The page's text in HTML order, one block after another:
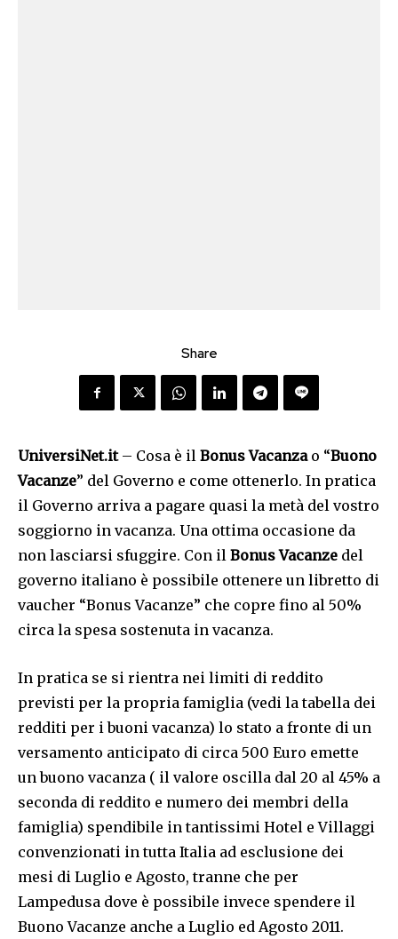
Share
UniversiNet.it– Cosa è il Bonus Vacanzao “Buono
Vacanze” del Governo e come ottenerlo. In pratica
il Governo arriva a pagare quasi la metà del vostro
soggiorno in vacanza. Una ottima occasione da
non lasciarsi sfuggire. Con il Bonus Vacanze del
governo italiano è possibile ottenere un libretto di
vaucher “Bonus Vacanze” che copre fino al 50%
circa la spesa sostenuta in vacanza.
In pratica se si rientra nei limiti di reddito
previsti per la propria famiglia (vedi la tabella dei
redditi per i buoni vacanza) lo stato a fronte di un
versamento anticipato di circa 500 Euro emette
un buono vacanza ( il valore oscilla dal 20 al 45% a
seconda di reddito e numero dei membri della
famiglia) spendibile in tantissimi Hotel e Villaggi
convenzionati in tutta Italia ad esclusione dei
mesi di Luglio e Agosto, tranne che per
Lampedusa dove è possibile invece spendere il
Buono Vacanze anche a Luglio ed Agosto 2011.